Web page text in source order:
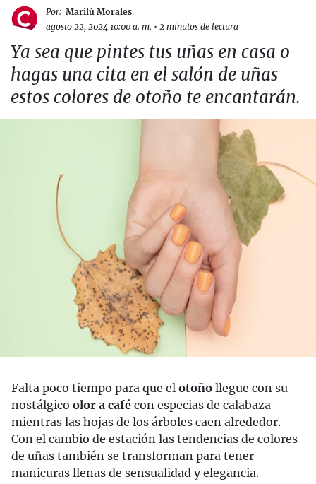
Por: Marilú Morales
agosto 22, 2024 10:00 a. m. • 2 minutos de lectura
Ya sea que pintes tus uñas en casa o
hagas una cita en el salón de uñas
estos colores de otoño te encantarán.
Falta poco tiempo para que el otoño llegue con su
nostálgico olor a café con especias de calabaza
mientras las hojas de los árboles caen alrededor.
Con el cambio de estación las tendencias de colores
de uñas también se transforman para tener
manicuras llenas de sensualidad y elegancia.